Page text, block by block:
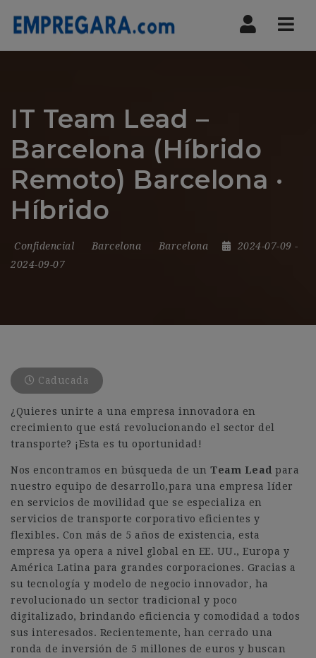
IT Team Lead –
Barcelona (Híbrido
Remoto) Barcelona ·
Híbrido
Confidencial Barcelona Barcelona 2024-07-09 -
2024-09-07
Caducada
¿Quieres unirte a una empresa innovadora en
crecimiento que está revolucionando el sector del
transporte? ¡Esta es tu oportunidad!
Nos encontramos en búsqueda de un Team Lead para
nuestro equipo de desarrollo,para una empresa líder
en servicios de movilidad que se especializa en
servicios de transporte corporativo eficientes y
flexibles. Con más de 5 años de existencia, esta
empresa ya opera a nivel global en EE. UU., Europa y
América Latina para grandes corporaciones. Gracias a
su tecnología y modelo de negocio innovador, ha
revolucionado un sector tradicional y poco
digitalizado, brindando eficiencia y comodidad a todos
sus interesados. Recientemente, han cerrado una
ronda de inversión de 5 millones de euros y buscan